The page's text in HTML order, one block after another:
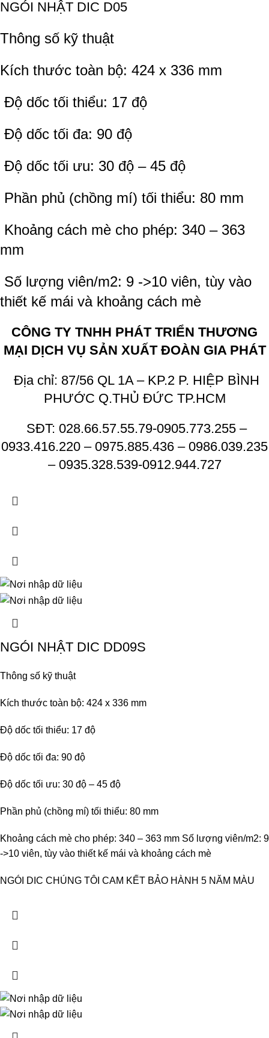
NGÓI NHẬT DIC D05
Thông số kỹ thuật
Kích thước toàn bộ: 424 x 336 mm
Độ dốc tối thiểu: 17 độ
Độ dốc tối đa: 90 độ
Độ dốc tối ưu: 30 độ – 45 độ
Phần phủ (chồng mí) tối thiểu: 80 mm
Khoảng cách mè cho phép: 340 – 363
mm
Số lượng viên/m2: 9 ->10 viên, tùy vào
thiết kế mái và khoảng cách mè
CÔNG TY TNHH PHÁT TRIỂN THƯƠNG
MẠI DỊCH VỤ SẢN XUẤT ĐOÀN GIA PHÁT
Địa chỉ: 87/56 QL 1A – KP.2 P. HIỆP BÌNH
PHƯỚC Q.THỦ ĐỨC TP.HCM
SĐT: 028.66.57.55.79-0905.773.255 –
0933.416.220 – 0975.885.436 – 0986.039.235
– 0935.328.539-0912.944.727
NGÓI NHẬT DIC DD09S
Thông số kỹ thuật
Kích thước toàn bộ: 424 x 336 mm
Độ dốc tối thiểu: 17 độ
Độ dốc tối đa: 90 độ
Độ dốc tối ưu: 30 độ – 45 độ
Phần phủ (chồng mí) tối thiểu: 80 mm
Khoảng cách mè cho phép: 340 – 363 mm Số lượng viên/m2: 9
->10 viên, tùy vào thiết kế mái và khoảng cách mè
NGÓI DIC CHÚNG TÔI CAM KẾT BẢO HÀNH 5 NĂM MÀU